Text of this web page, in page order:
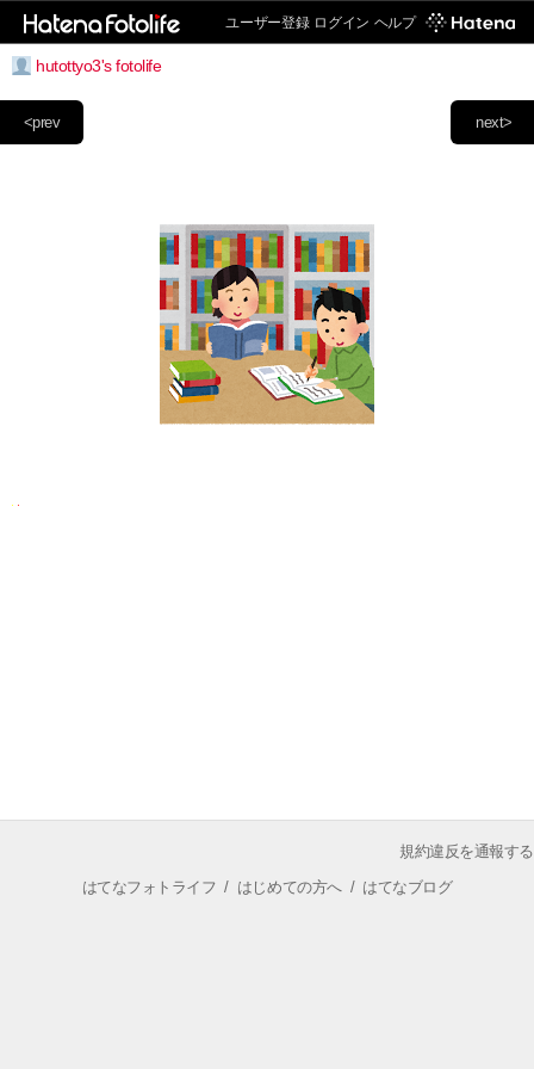
ユーザー登録 ログイン ヘルプ
hutottyo3's fotolife
next>
<prev
規約違反を通報する
はてなフォトライフ / はじめての方へ/ はてなブログ